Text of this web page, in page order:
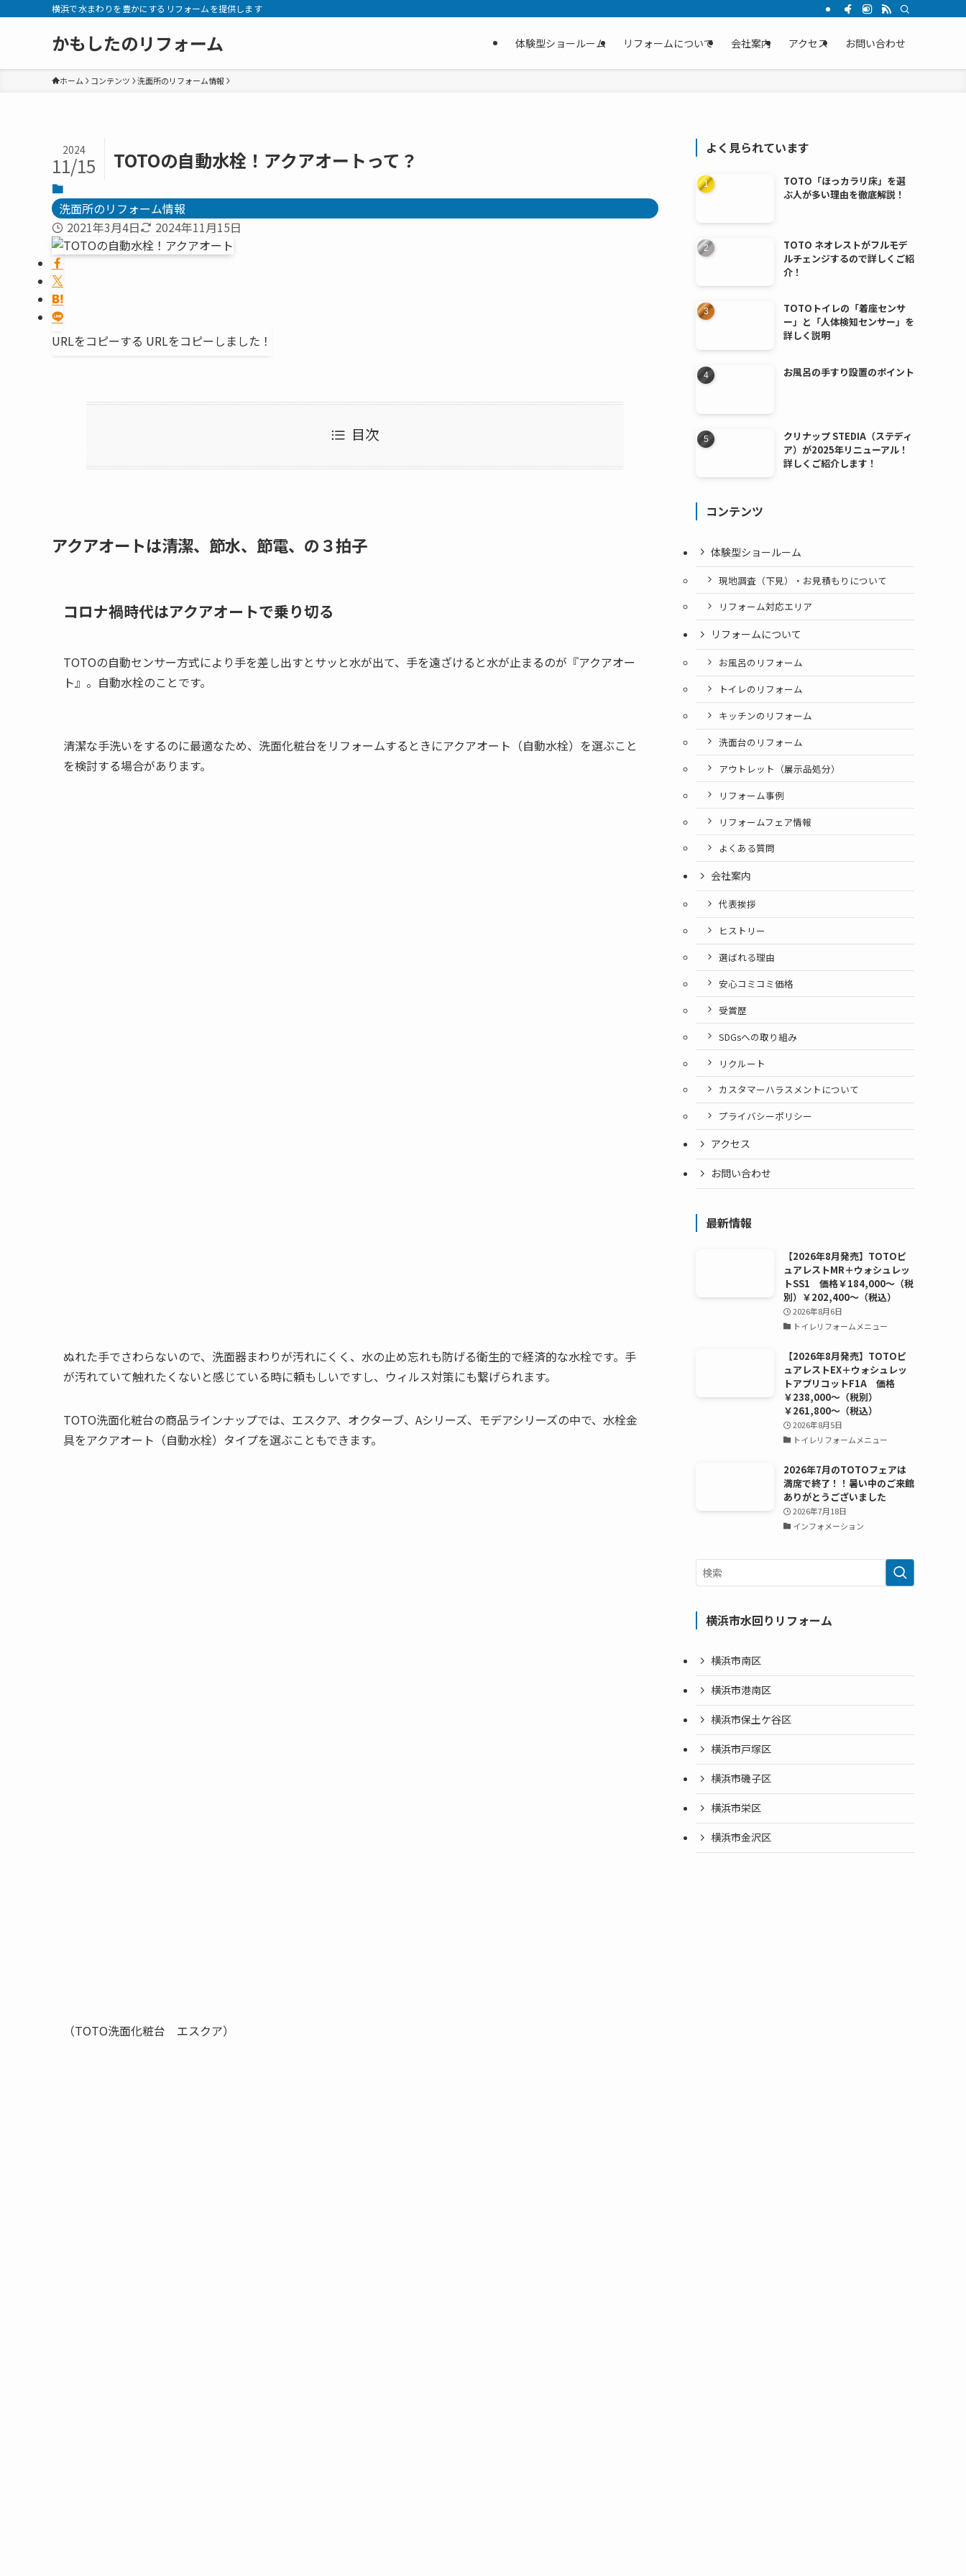
横浜で水まわりを豊かにするリフォームを提供します
かもしたのリフォーム 体験型ショールーム リフォームについて 会社案内 アクセス お問い合わせ
ホーム コンテンツ 洗面所のリフォーム情報
TOTOの自動水栓！アクアオートって？
2024
11/15
洗面所のリフォーム情報
2021年3月4日
2024年11月15日
URLをコピーする URLをコピーしました！
目次
アクアオートは清潔、節水、節電、の３拍子
コロナ禍時代はアクアオートで乗り切る
TOTOの自動センサー方式により手を差し出すとサッと水が出て、手を遠ざけると水が止まるのが『アクアオー
ト』。自動水栓のことです。
清潔な手洗いをするのに最適なため、洗面化粧台をリフォームするときにアクアオート（自動水栓）を選ぶこと
を検討する場合があります。
ぬれた手でさわらないので、洗面器まわりが汚れにくく、水の止め忘れも防げる衛生的で経済的な水栓です。手
が汚れていて触れたくないと感じている時に頼もしいですし、ウィルス対策にも繋げられます。
TOTO洗面化粧台の商品ラインナップでは、エスクア、オクターブ、Aシリーズ、モデアシリーズの中で、水栓金
具をアクアオート（自動水栓）タイプを選ぶこともできます。
（TOTO洗面化粧台 エスクア）
よく見られています
TOTO「ほっカラリ床」を選
ぶ人が多い理由を徹底解説！
TOTO ネオレストがフルモデ
ルチェンジするので詳しくご紹
介！
TOTOトイレの「着座センサ
ー」と「人体検知センサー」を
詳しく説明
お風呂の手すり設置のポイント
クリナップ STEDIA（ステディ
ア）が2025年リニューアル！
詳しくご紹介します！
コンテンツ
体験型ショールーム
現地調査（下見）・お見積もりについて
リフォーム対応エリア
リフォームについて
お風呂のリフォーム
トイレのリフォーム
キッチンのリフォーム
洗面台のリフォーム
アウトレット（展示品処分）
リフォーム事例
リフォームフェア情報
よくある質問
会社案内
代表挨拶
ヒストリー
選ばれる理由
安心コミコミ価格
受賞歴
SDGsへの取り組み
リクルート
カスタマーハラスメントについて
プライバシーポリシー
アクセス
お問い合わせ
最新情報
【2026年8月発売】TOTOピ
ュアレストMR＋ウォシュレッ
トSS1 価格￥184,000～（税
別）￥202,400～（税込）
2026年8月6日
トイレリフォームメニュー
【2026年8月発売】TOTOピ
ュアレストEX＋ウォシュレッ
トアプリコットF1A 価格
￥238,000～（税別）
￥261,800～（税込）
2026年8月5日
トイレリフォームメニュー
2026年7月のTOTOフェアは
満席で終了！！暑い中のご来館
ありがとうございました
2026年7月18日
インフォメーション
横浜市水回りリフォーム
横浜市南区
横浜市港南区
横浜市保土ケ谷区
横浜市戸塚区
横浜市磯子区
横浜市栄区
横浜市金沢区